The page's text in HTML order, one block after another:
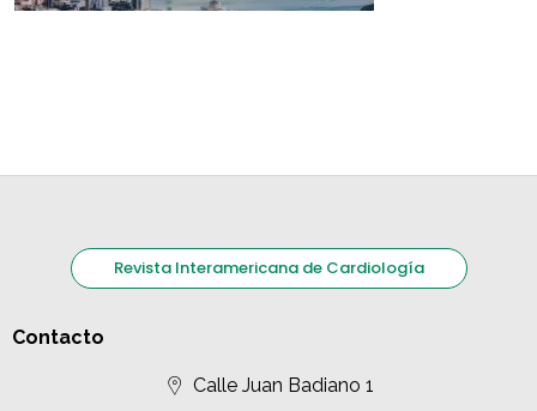
Revista Interamericana de Cardiología
Contacto
Calle Juan Badiano 1